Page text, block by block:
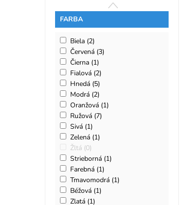
FARBA
Biela (2)
Červená (3)
Čierna (1)
Fialová (2)
Hnedá (5)
Modrá (2)
Oranžová (1)
Ružová (7)
Sivá (1)
Zelená (1)
Žltá (0)
Strieborná (1)
Farebná (1)
Tmavomodrá (1)
Béžová (1)
Zlatá (1)